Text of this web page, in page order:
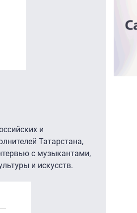
и
Татарстана,
с музыкантами,
и искусств.